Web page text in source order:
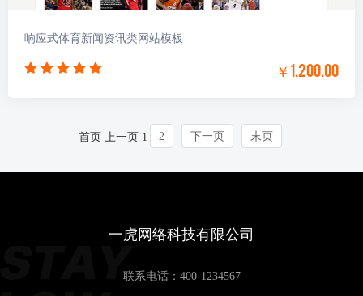
响应式体育新闻资讯类网站模板
￥1,200.00
首页 上一页 1 2 下一页 末页
一虎网络科技有限公司
联系电话： 400-1234567